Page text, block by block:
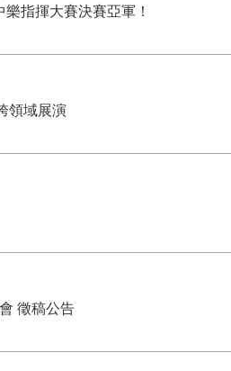
指揮大賽決賽亞軍！
領域展演
徵稿公告